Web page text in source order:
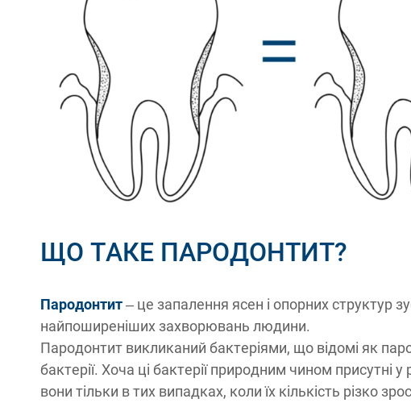
ЩО ТАКЕ ПАРОДОНТИТ?
Пародонтит– це запалення ясен і опорних структур
найпоширеніших захворювань людини.
Пародонтит викликаний бактеріями, що відомі як
бактерії. Хоча ці бактерії природним чином присутні у
вони тільки в тих випадках, коли їх кількість різко